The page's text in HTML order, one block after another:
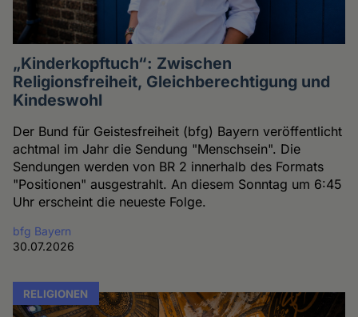
„Kinderkopftuch“: Zwischen
Religionsfreiheit, Gleichberechtigung und
Kindeswohl
Der Bund für Geistesfreiheit (bfg) Bayern veröffentlicht
achtmal im Jahr die Sendung "Menschsein". Die
Sendungen werden von BR 2 innerhalb des Formats
"Positionen" ausgestrahlt. An diesem Sonntag um 6:45
Uhr erscheint die neueste Folge.
bfg Bayern
30.07.2026
RELIGIONEN